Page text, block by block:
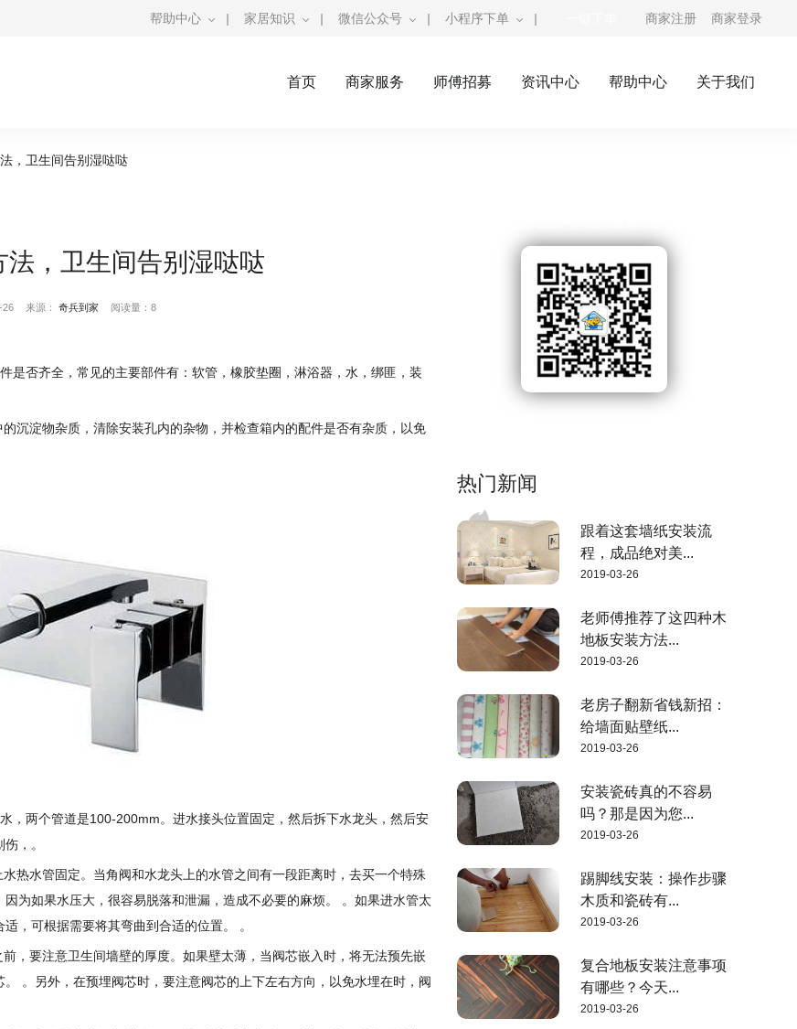
帮助中心 | 家居知识 | 微信公众号 | 小程序下单 | 商家注册 商家登录
首页 商家服务 师傅招募 资讯中心 帮助中心 关于我们
，卫生间告别湿哒哒
，卫生间告别湿哒哒
26 来源： 奇兵到家 阅读量：8
是否齐全，常见的主要部件有：软管，橡胶垫圈，淋浴器，水，绑匪，装
沉淀物杂质，清除安装孔内的杂物，并检查箱内的配件是否有杂质，以免
，两个管道是100-200mm。进水接头位置固定，然后拆下水龙头，然后安
，。
热水管固定。当角阀和水龙头上的水管之间有一段距离时，去买一个特殊
为如果水压大，很容易脱落和泄漏，造成不必要的麻烦。 。如果进水管太
，可根据需要将其弯曲到合适的位置。 。
，要注意卫生间墙壁的厚度。如果壁太薄，当阀芯嵌入时，将无法预先嵌
。另外，在预埋阀芯时，要注意阀芯的上下左右方向，以免水埋在时，阀
热门新闻
跟着这套墙纸安装流
程，成品绝对美...
2019-03-26
老师傅推荐了这四种木
地板安装方法...
2019-03-26
老房子翻新省钱新招：
给墙面贴壁纸...
2019-03-26
安装瓷砖真的不容易
吗？那是因为您...
2019-03-26
踢脚线安装：操作步骤
木质和瓷砖有...
2019-03-26
复合地板安装注意事项
有哪些？今天...
2019-03-26